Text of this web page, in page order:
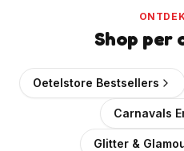
Shop per
Oetelstore Bestsellers
Carnavals
Glitter &